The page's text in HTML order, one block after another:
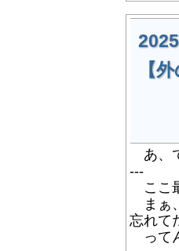
【
あ、
---
ここ
まぁ
忘れて
って